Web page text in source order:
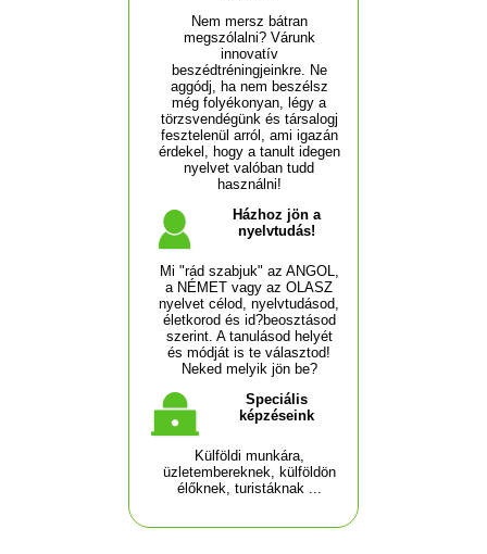
Nem mersz bátran
megszólalni? Várunk
innovatív
beszédtréningjeinkre. Ne
aggódj, ha nem beszélsz
még folyékonyan, légy a
törzsvendégünk és társalogj
fesztelenül arról, ami igazán
érdekel, hogy a tanult idegen
nyelvet valóban tudd
használni!
Házhoz jön a
nyelvtudás!
Mi "rád szabjuk" az ANGOL,
a NÉMET vagy az OLASZ
nyelvet célod, nyelvtudásod,
életkorod és id?beosztásod
szerint. A tanulásod helyét
és módját is te választod!
Neked melyik jön be?
Speciális
képzéseink
Külföldi munkára,
üzletembereknek, külföldön
élőknek, turistáknak ...